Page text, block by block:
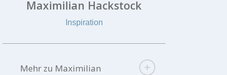
Maximilian Hackstock
Inspiration
Mehr zu Maximilian